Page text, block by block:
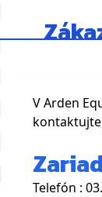
V Arden
Telefón :